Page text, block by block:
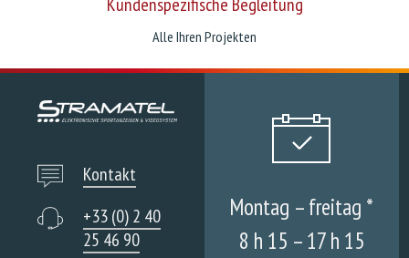
Alle Ihren Projekten
Kontakt
+33 (0) 2 40
25 46 90
Montag – freitag *
8 h 15 – 17 h 15